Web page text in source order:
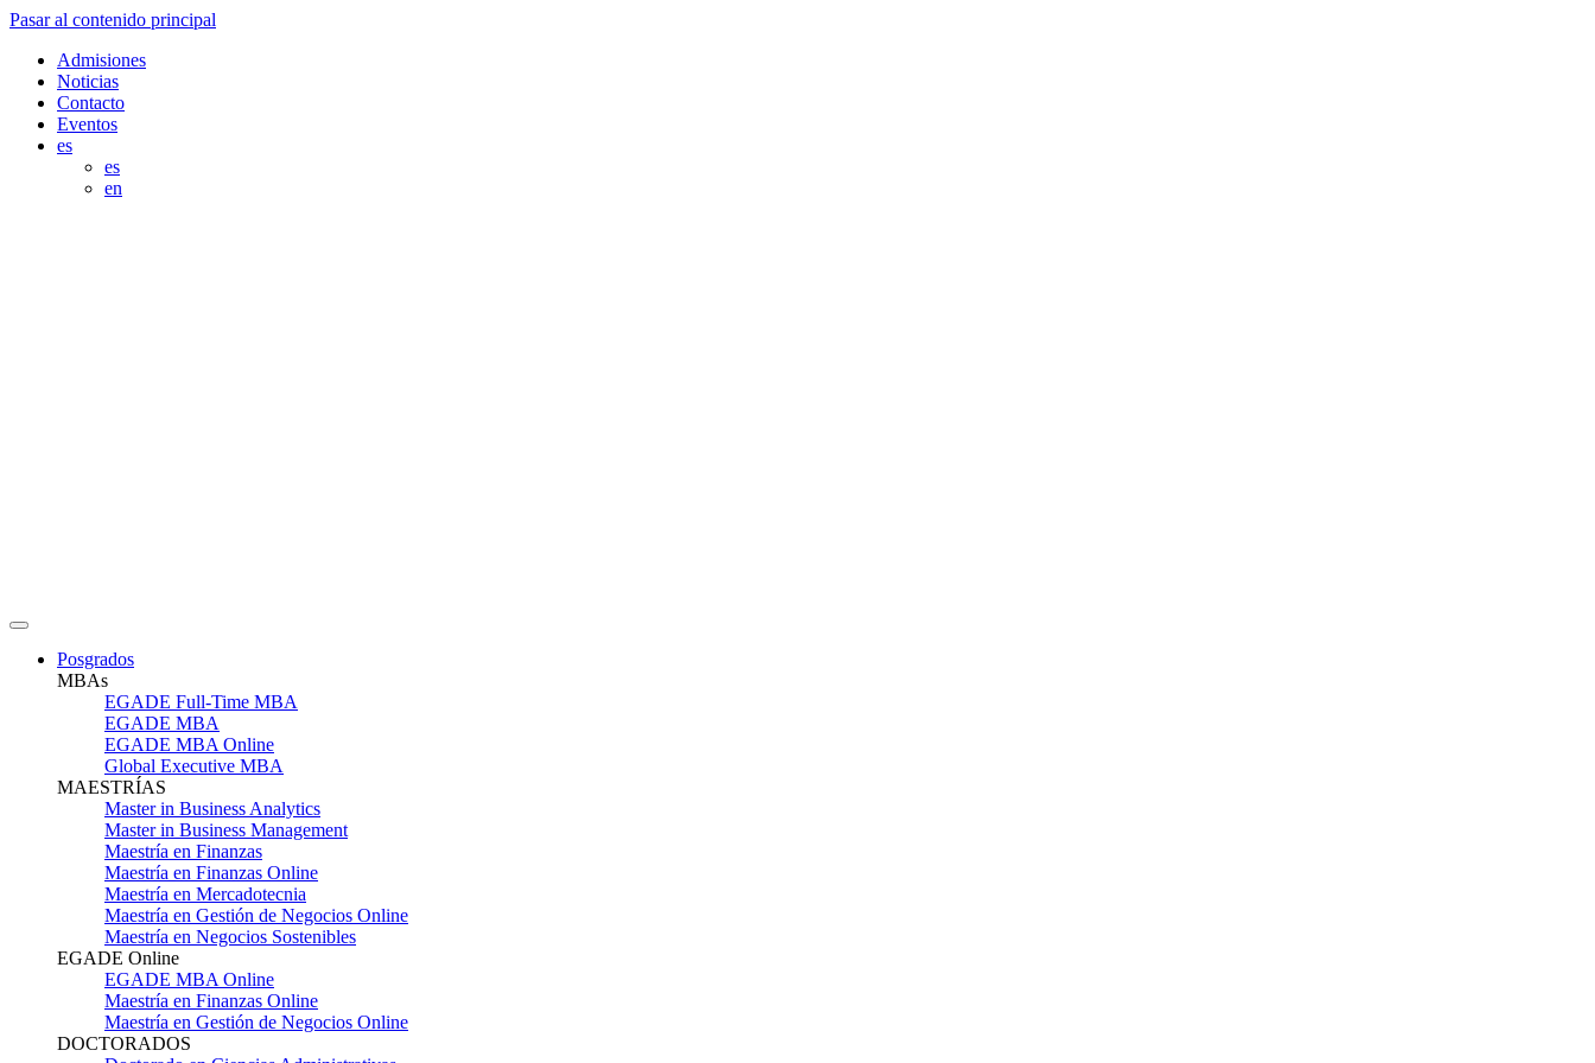
Pasar al contenido principal
Admisiones
Noticias
Contacto
Eventos
es
es
en
Posgrados
MBAs
EGADE Full-Time MBA
EGADE MBA
EGADE MBA Online
Global Executive MBA
MAESTRÍAS
Master in Business Analytics
Master in Business Management
Maestría en Finanzas
Maestría en Finanzas Online
Maestría en Mercadotecnia
Maestría en Gestión de Negocios Online
Maestría en Negocios Sostenibles
EGADE Online
EGADE MBA Online
Maestría en Finanzas Online
Maestría en Gestión de Negocios Online
DOCTORADOS